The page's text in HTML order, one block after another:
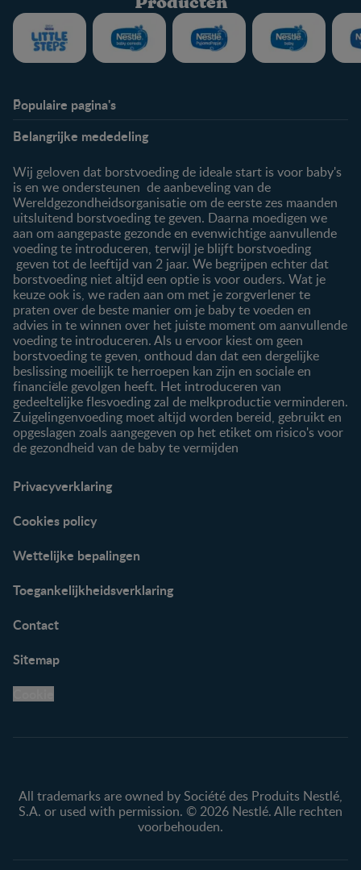
Populaire pagina's
Veelgestelde vragen
Over ons
Contact
Inloggen / inschrijven
Producten
Onze producten
Belangrijke mededeling
Wij geloven dat borstvoeding de ideale start is voor baby's
is en we ondersteunen de aanbeveling van de
Wereldgezondheidsorganisatie om de eerste zes maanden
uitsluitend borstvoeding te geven. Daarna moedigen we
aan om aangepaste gezonde en evenwichtige aanvullende
voeding te introduceren, terwijl je blijft borstvoeding
geven tot de leeftijd van 2 jaar. We begrijpen echter dat
borstvoeding niet altijd een optie is voor ouders. Wat je
keuze ook is, we raden aan om met je zorgverlener te
praten over de beste manier om je baby te voeden en
advies in te winnen over het juiste moment om aanvullende
voeding te introduceren. Als u ervoor kiest om geen
borstvoeding te geven, onthoud dan dat een dergelijke
beslissing moeilijk te herroepen kan zijn en sociale en
financiële gevolgen heeft. Het introduceren van
gedeeltelijke flesvoeding zal de melkproductie verminderen.
Zuigelingenvoeding moet altijd worden bereid, gebruikt en
opgeslagen zoals aangegeven op het etiket om risico's voor
de gezondheid van de baby te vermijden
Privacyverklaring
Cookies policy
Wettelijke bepalingen
Toegankelijkheidsverklaring
Contact
Sitemap
All trademarks are owned by Société des Produits Nestlé,
S.A. or used with permission. © 2026 Nestlé. Alle rechten
voorbehouden.